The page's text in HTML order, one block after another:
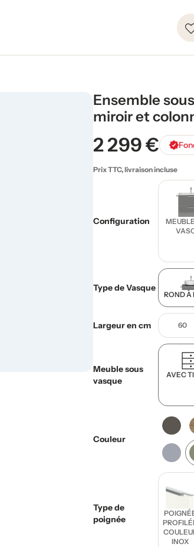
Ensemble
miroir et
2 299 €
Prix TTC, livraison incluse
Configuration
Type de Vasque
ROND À
Largeur en cm 60
Meuble sous
vasque
AVEC
Couleur
Type de
poignée
INOX